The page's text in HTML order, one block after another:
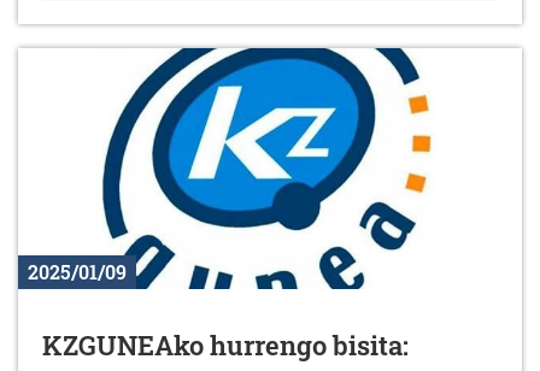
2025/01/09
KZGUNEAko hurrengo bisita: